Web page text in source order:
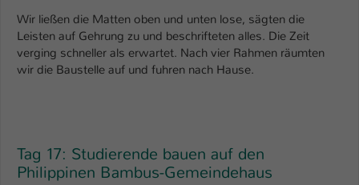
Wir ließen die Matten oben und unten lose, sägten die
Leisten auf Gehrung zu und beschrifteten alles. Die Zeit
verging schneller als erwartet. Nach vier Rahmen räumten
wir die Baustelle auf und fuhren nach Hause.
Tag 17: Studierende bauen auf den
Philippinen Bambus-Gemeindehaus
Laufzeit 1 Tag
Dieser Cookie teilt der Webseite mit, ob
ein Besucher im Typo3-Backend